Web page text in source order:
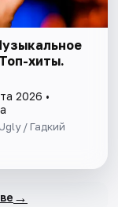
хиты.
2026 •
/ Гадкий
→